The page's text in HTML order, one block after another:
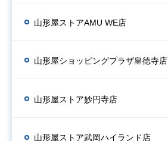
山形屋ストアAMU WE店
山形屋ショッピングプラザ皇徳寺店
山形屋ストア妙円寺店
山形屋ストア武岡ハイランド店